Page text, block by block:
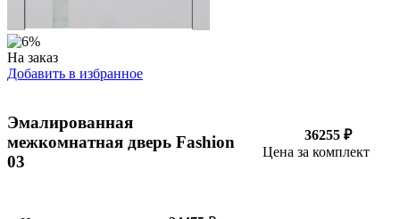
На заказ
Добавить в избранное
Эмалированная
межкомнатная дверь Fashion
03
36255 ₽
Цена за комплект